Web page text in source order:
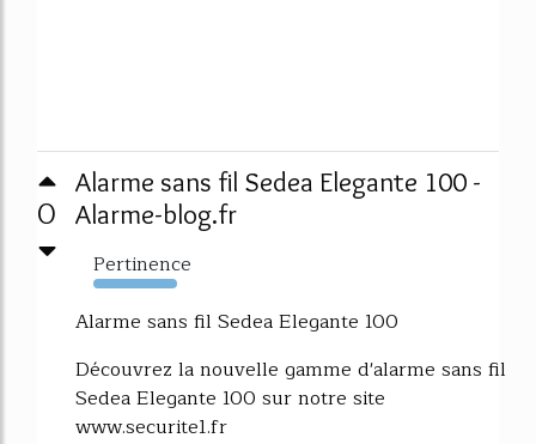
0
Alarme sans fil Sedea Elegante 100 -
Alarme-blog.fr
Pertinence
1596%
Alarme sans fil Sedea Elegante 100
Découvrez la nouvelle gamme d'alarme sans fil
Sedea Elegante 100 sur notre site
www.securite1.fr